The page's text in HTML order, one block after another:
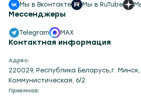
Контактная информация
Адрес:
220029, Республика Беларусь,г. Минск,
Коммунистическая, 6/2.
Приемная:
Мы в Вконтакте
Мы в RuTube
Мессенджеры
Telegram MAX